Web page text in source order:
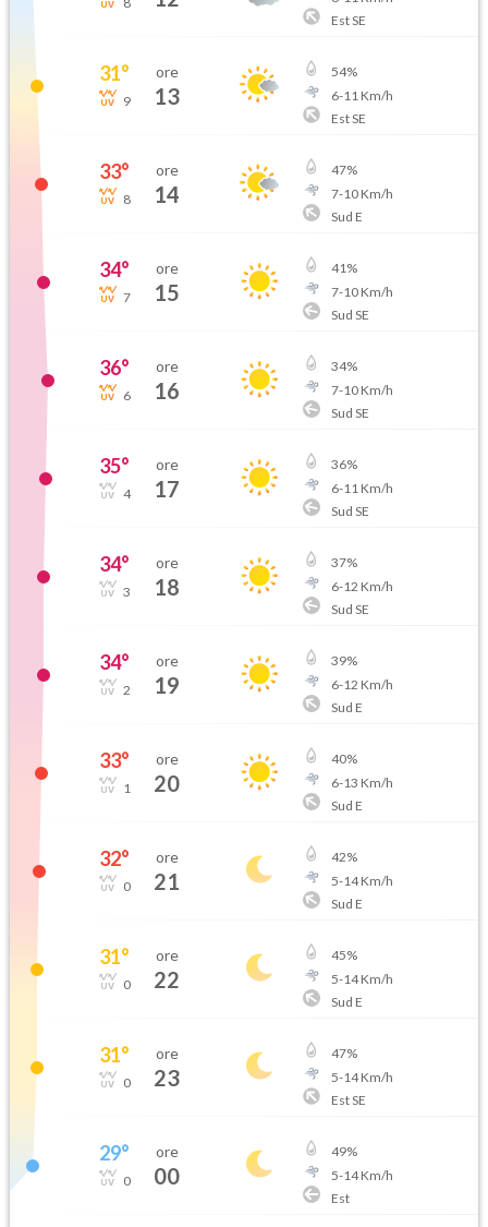
Est SE
31°
9
ore
13
54%
6-11 Km/h
Est SE
33°
8
ore
14
47%
7-10Km/h
Sud E
34°
7
ore
15
41%
7-10Km/h
Sud SE
36°
6
ore
16
34%
7-10Km/h
Sud SE
35°
4
ore
17
36%
6-11 Km/h
Sud SE
34°
3
ore
18
37%
6-12 Km/h
Sud SE
34°
2
ore
19
39%
6-12 Km/h
Sud E
33°
1
ore
20
40%
6-13 Km/h
Sud E
32°
0
ore
21
42%
5-14Km/h
Sud E
31°
0
ore
22
45%
5-14Km/h
Sud E
31°
0
ore
23
47%
5-14Km/h
Est SE
29°
0
ore
00
49%
5-14Km/h
Est